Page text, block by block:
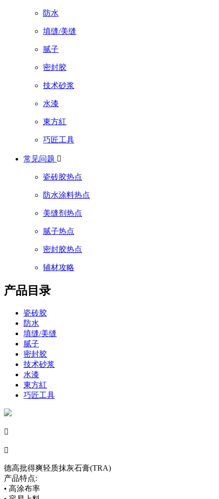
防水
填缝/美缝
腻子
密封胶
技术砂浆
水漆
東方紅
巧匠工具
常见问题 
瓷砖胶热点
防水涂料热点
美缝剂热点
腻子热点
密封胶热点
辅材攻略
产品目录
瓷砖胶
防水
填缝/美缝
腻子
密封胶
技术砂浆
水漆
東方紅
巧匠工具


德高批得爽轻质抹灰石膏(TRA)
产品特点:
• 高涂布率